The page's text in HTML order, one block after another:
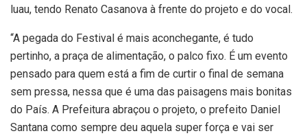
luau, tendo Renato Casanova à frente do projeto e do vocal.
“A pegada do Festival é mais aconchegante, é tudo
pertinho, a praça de alimentação, o palco fixo. É um evento
pensado para quem está a fim de curtir o final de semana
sem pressa, nessa que é uma das paisagens mais bonitas
do País. A Prefeitura abraçou o projeto, o prefeito Daniel
Santana como sempre deu aquela super força e vai ser